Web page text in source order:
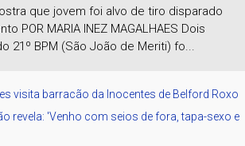
que jovem foi alvo de tiro disparado
POR MARIA INEZ MAGALHAES Dois
21º BPM (São João de Meriti) fo...
visita barracão da Inocentes de Belford Roxo
revela: 'Venho com seios de fora, tapa-sexo e